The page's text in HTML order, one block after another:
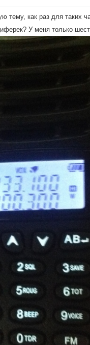
тему, как раз для таких
У меня только